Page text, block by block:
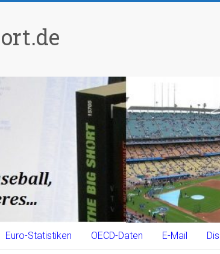
Euro-Statistiken OECD-Daten E-Mail